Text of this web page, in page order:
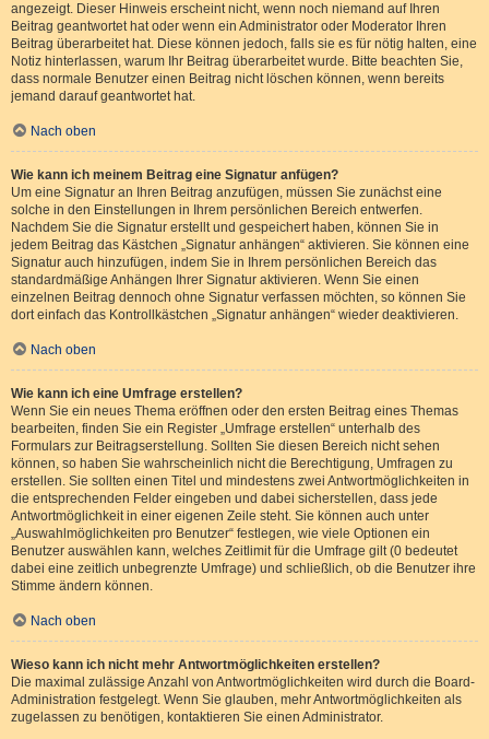
angezeigt. Dieser Hinweis erscheint nicht, wenn noch niemand auf Ihren
Beitrag geantwortet hat oder wenn ein Administrator oder Moderator Ihren
Beitrag überarbeitet hat. Diese können jedoch, falls sie es für nötig halten, eine
Notiz hinterlassen, warum Ihr Beitrag überarbeitet wurde. Bitte beachten Sie,
dass normale Benutzer einen Beitrag nicht löschen können, wenn bereits
jemand darauf geantwortet hat.
Nach oben
Wie kann ich meinem Beitrag eine Signatur anfügen?
Um eine Signatur an Ihren Beitrag anzufügen, müssen Sie zunächst eine
solche in den Einstellungen in Ihrem persönlichen Bereich entwerfen.
Nachdem Sie die Signatur erstellt und gespeichert haben, können Sie in
jedem Beitrag das Kästchen „Signatur anhängen“ aktivieren. Sie können eine
Signatur auch hinzufügen, indem Sie in Ihrem persönlichen Bereich das
standardmäßige Anhängen Ihrer Signatur aktivieren. Wenn Sie einen
einzelnen Beitrag dennoch ohne Signatur verfassen möchten, so können Sie
dort einfach das Kontrollkästchen „Signatur anhängen“ wieder deaktivieren.
Nach oben
Wie kann ich eine Umfrage erstellen?
Wenn Sie ein neues Thema eröffnen oder den ersten Beitrag eines Themas
bearbeiten, finden Sie ein Register „Umfrage erstellen“ unterhalb des
Formulars zur Beitragserstellung. Sollten Sie diesen Bereich nicht sehen
können, so haben Sie wahrscheinlich nicht die Berechtigung, Umfragen zu
erstellen. Sie sollten einen Titel und mindestens zwei Antwortmöglichkeiten in
die entsprechenden Felder eingeben und dabei sicherstellen, dass jede
Antwortmöglichkeit in einer eigenen Zeile steht. Sie können auch unter
„Auswahlmöglichkeiten pro Benutzer“ festlegen, wie viele Optionen ein
Benutzer auswählen kann, welches Zeitlimit für die Umfrage gilt (0 bedeutet
dabei eine zeitlich unbegrenzte Umfrage) und schließlich, ob die Benutzer ihre
Stimme ändern können.
Nach oben
Wieso kann ich nicht mehr Antwortmöglichkeiten erstellen?
Die maximal zulässige Anzahl von Antwortmöglichkeiten wird durch die Board-
Administration festgelegt. Wenn Sie glauben, mehr Antwortmöglichkeiten als
zugelassen zu benötigen, kontaktieren Sie einen Administrator.